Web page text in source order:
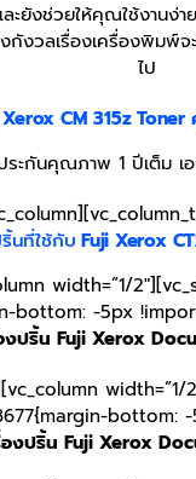
ยังช่วยให้คุณใช้งานง่
งวลเรื่องเครื่องพิมพ์จ
ไป
CM 315z Toner
กันคุณภาพ 1 ปีเต็ม เ
ริ้นที่ใช้กับFuji Xerox CT
width=”1/
bottom: -5px
งปริ้น Fuji Xerox
width=”1/
องปริ้น Fuji Xerox